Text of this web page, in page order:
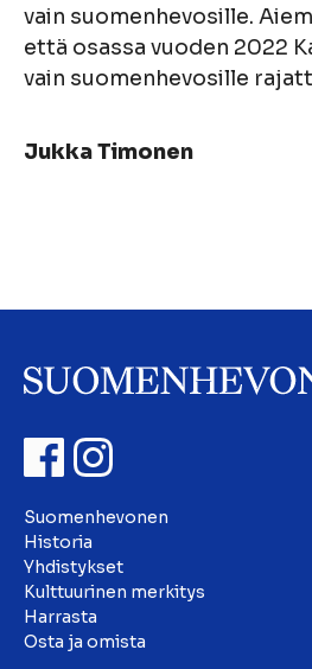
vain suomenhevosille.
että osassa vuoden 2022
vain suomenhevosille
Jukka Timonen
Suomenhevonen
Historia
Yhdistykset
Kulttuurinen merkitys
Harrasta
Osta ja omista